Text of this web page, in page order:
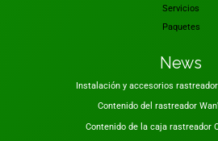
Servicios
Paquetes
News
Instalación y accesorios rastreador
Contenido del rastreador
Contenido de la caja rastreador